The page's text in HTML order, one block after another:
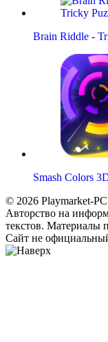
Brain Riddle -
Smash Colors
© 2026 Playmarket-
Авторство на
текстов. Материалы
Сайт не